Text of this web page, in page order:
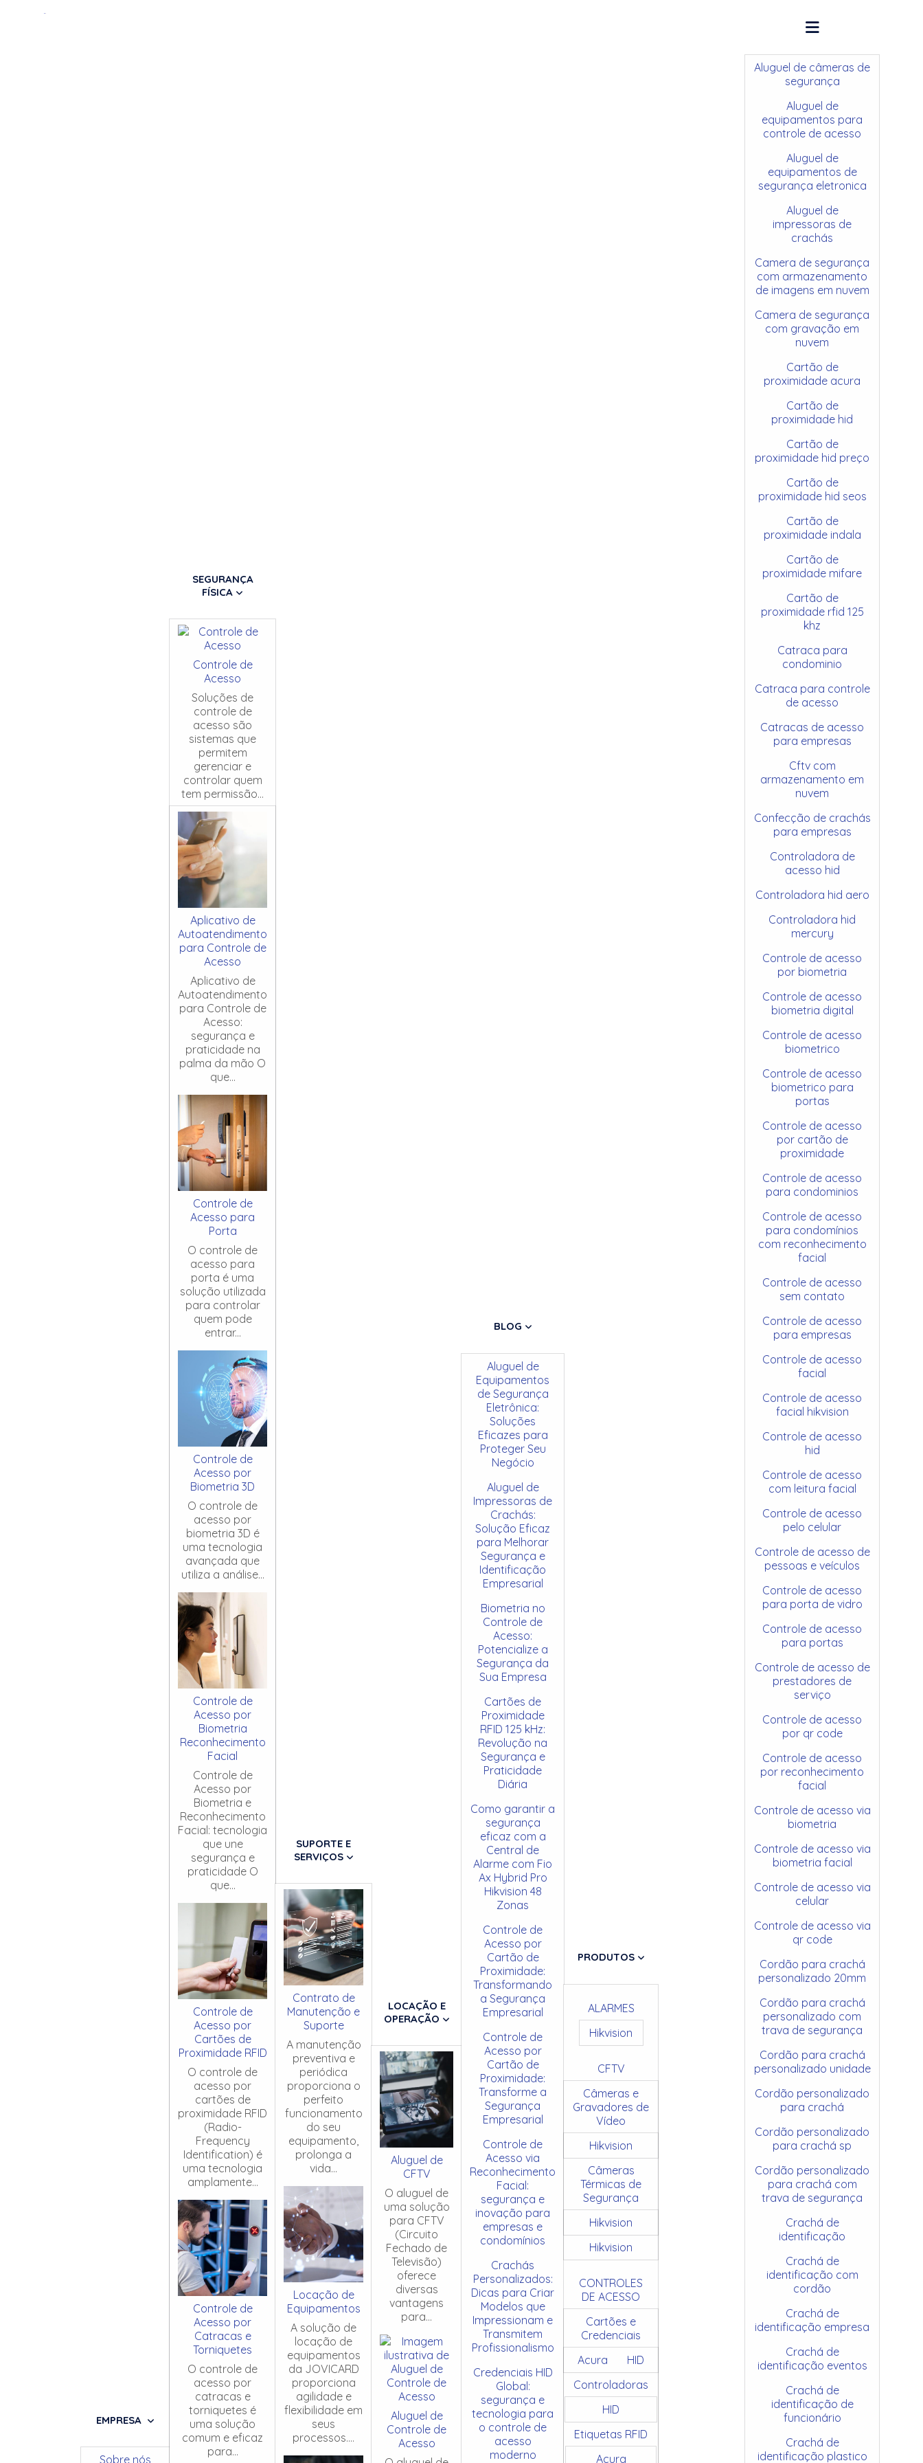
EMPRESA
Sobre nós
SEGURANÇA
FÍSICA
Controle de
Acesso
Soluções de
controle de
acesso são
sistemas que
permitem
gerenciar e
controlar quem
tem permissão...
Aplicativo de
Autoatendimento
para Controle de
Acesso
Aplicativo de
Autoatendimento
para Controle de
Acesso:
segurança e
praticidade na
palma da mão O
que...
Controle de
Acesso para
Porta
O controle de
acesso para
porta é uma
solução utilizada
para controlar
quem pode
entrar...
Controle de
Acesso por
Biometria 3D
O controle de
acesso por
biometria 3D é
uma tecnologia
avançada que
utiliza a análise...
Controle de
Acesso por
Biometria
Reconhecimento
Facial
Controle de
Acesso por
Biometria e
Reconhecimento
Facial: tecnologia
que une
segurança e
praticidade O
que...
Controle de
Acesso por
Cartões de
Proximidade RFID
O controle de
acesso por
cartões de
proximidade RFID
(Radio-
Frequency
Identification) é
uma tecnologia
amplamente...
Controle de
Acesso por
Catracas e
Torniquetes
O controle de
acesso por
catracas e
torniquetes é
uma solução
comum e eficaz
para...
SUPORTE E
SERVIÇOS
Contrato de
Manutenção e
Suporte
A manutenção
preventiva e
periódica
proporciona o
perfeito
funcionamento
do seu
equipamento,
prolonga a
vida...
Locação de
Equipamentos
A solução de
locação de
equipamentos
da JOVICARD
proporciona
agilidade e
flexibilidade em
seus
processos....
LOCAÇÃO E
OPERAÇÃO
Aluguel de
CFTV
O aluguel de
uma solução
para CFTV
(Circuito
Fechado de
Televisão)
oferece
diversas
vantagens
para...
Aluguel de
Controle de
Acesso
BLOG
Aluguel de
Equipamentos
de Segurança
Eletrônica:
Soluções
Eficazes para
Proteger Seu
Negócio
Aluguel de
Impressoras de
Crachás:
Solução Eficaz
para Melhorar
Segurança e
Identificação
Empresarial
Biometria no
Controle de
Acesso:
Potencialize a
Segurança da
Sua Empresa
Cartões de
Proximidade
RFID 125 kHz:
Revolução na
Segurança e
Praticidade
Diária
Como garantir a
segurança
eficaz com a
Central de
Alarme com Fio
Ax Hybrid Pro
Hikvision 48
Zonas
Controle de
Acesso por
Cartão de
Proximidade:
Transformando
a Segurança
Empresarial
Controle de
Acesso por
Cartão de
Proximidade:
Transforme a
Segurança
Empresarial
Controle de
Acesso via
Reconhecimento
Facial:
segurança e
inovação para
empresas e
condomínios
Crachás
Personalizados:
Dicas para Criar
Modelos que
Impressionam e
Transmitem
Profissionalismo
Credenciais HID
Global:
segurança e
tecnologia para
o controle de
acesso
moderno
PRODUTOS
ALARMES
Hikvision
CFTV
Câmeras e
Gravadores de
Vídeo
Hikvision
Câmeras
Térmicas de
Segurança
Hikvision
Hikvision
CONTROLES
DE ACESSO
Cartões e
Credenciais
Acura
HID
Controladoras
HID
Etiquetas RFID
Acura
Aluguel de câmeras de
segurança
Aluguel de
equipamentos para
controle de acesso
Aluguel de
equipamentos de
segurança eletronica
Aluguel de
impressoras de
crachás
Camera de segurança
com armazenamento
de imagens em nuvem
Camera de segurança
com gravação em
nuvem
Cartão de
proximidade acura
Cartão de
proximidade hid
Cartão de
proximidade hid preço
Cartão de
proximidade hid seos
Cartão de
proximidade indala
Cartão de
proximidade mifare
Cartão de
proximidade rfid 125
khz
Catraca para
condominio
Catraca para controle
de acesso
Catracas de acesso
para empresas
Cftv com
armazenamento em
nuvem
Confecção de crachás
para empresas
Controladora de
acesso hid
Controladora hid aero
Controladora hid
mercury
Controle de acesso
por biometria
Controle de acesso
biometria digital
Controle de acesso
biometrico
Controle de acesso
biometrico para
portas
Controle de acesso
por cartão de
proximidade
Controle de acesso
para condominios
Controle de acesso
para condomínios
com reconhecimento
facial
Controle de acesso
sem contato
Controle de acesso
para empresas
Controle de acesso
facial
Controle de acesso
facial hikvision
Controle de acesso
hid
Controle de acesso
com leitura facial
Controle de acesso
pelo celular
Controle de acesso de
pessoas e veículos
Controle de acesso
para porta de vidro
Controle de acesso
para portas
Controle de acesso de
prestadores de
serviço
Controle de acesso
por qr code
Controle de acesso
por reconhecimento
facial
Controle de acesso via
biometria
Controle de acesso via
biometria facial
Controle de acesso via
celular
Controle de acesso via
qr code
Cordão para crachá
personalizado 20mm
Cordão para crachá
personalizado com
trava de segurança
Cordão para crachá
personalizado unidade
Cordão personalizado
para crachá
Cordão personalizado
para crachá sp
Cordão personalizado
para crachá com
trava de segurança
Crachá de
identificação
Crachá de
identificação com
cordão
Crachá de
identificação empresa
Crachá de
identificação eventos
Crachá de
identificação de
funcionário
Crachá de
identificação plastico